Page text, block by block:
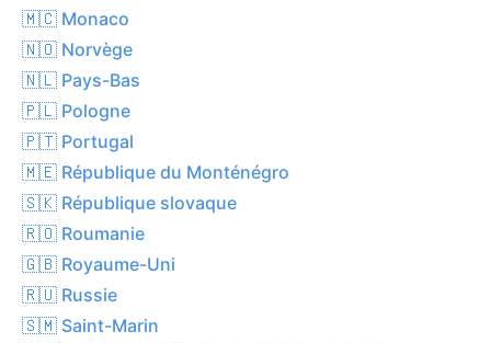
🇲🇨 Monaco
🇳🇴 Norvège
🇳🇱 Pays-Bas
🇵🇱 Pologne
🇵🇹 Portugal
🇲🇪 République du Monténégro
🇸🇰 République slovaque
🇷🇴 Roumanie
🇬🇧 Royaume-Uni
🇷🇺 Russie
🇸🇲 Saint-Marin